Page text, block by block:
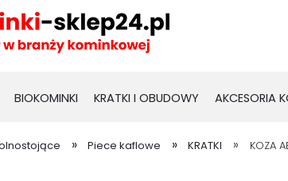
BIOKOMINKI KRATKI I OBUDOWY AKCESORIA
» Piece kaflowe » KRATKI » KOZA